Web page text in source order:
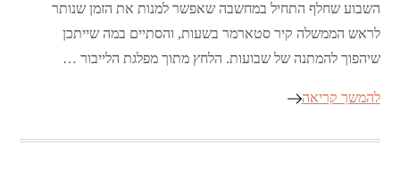
השבוע שחלף התחיל במחשבה שאפשר למנות את הזמן שנותר
לראש הממשלה קיר סטארמר בשעות, והסתיים במה שייתכן
שיהפוך להמתנה של שבועות. הלחץ מתוך מפלגת הלייבור …
להמשך קריאה